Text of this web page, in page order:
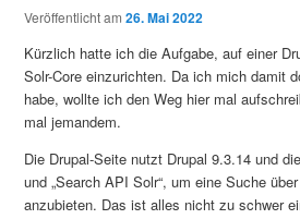
Veröffentlicht am26. Mai 2022
Kürzlich hatte ich die Aufgabe, auf einer
Solr-Core einzurichten. Da ich mich damit
habe, wollte ich den Weg hier mal
mal jemandem.
Die Drupal-Seite nutzt Drupal 9.3.14 und
und „Search API Solr“, um eine Suche
anzubieten. Das ist alles nicht zu schwer